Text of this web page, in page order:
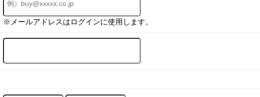
※メールアドレスはログインに使用します。